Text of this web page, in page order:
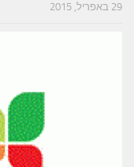
29 באפריל, 2015